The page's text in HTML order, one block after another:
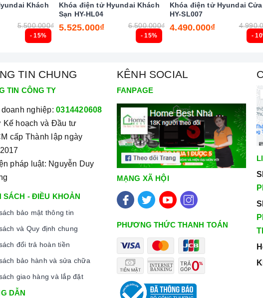
khí hậu Miền Bắc
đối
cấp đến khách hàng đa dạng các dòngkhóa thông
- 15%
Khách
5.500.000₫
- 15%
Khóa điện tử Hyundai Khách
Sạn HY-HL04
5.525.000₫ 6.500.000₫
-
Khóa điện tử Hyundai Cửa
HY-SL007
4.490.000₫
TIN CHUNG
TIN CÔNG TY
doanh nghiệp: 0314420608
Kế hoạch và Đầu tư
cấp Thành lập ngày
pháp luật: Nguyễn Duy
SÁCH - ĐIỀU KHOẢN
bảo mật thông tin
và Quy định chung
đổi trả hoàn tiền
bảo hành và sửa chữa
giao hàng và lắp đặt
DẪN
KÊNH SOCIAL
FANPAGE
MẠNG XÃ HỘI
PHƯƠNG THỨC THANH TOÁN